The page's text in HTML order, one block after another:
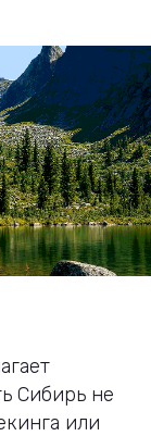
Сибирь не
или